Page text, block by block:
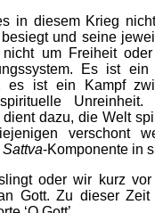
in diesem Krieg
und seine
um Freiheit
Es ist
es ist ein Kampf
dazu, die Welt
verschont
Sattva-Komponente in
oder wir kurz
Gott. Zu dieser Zeit